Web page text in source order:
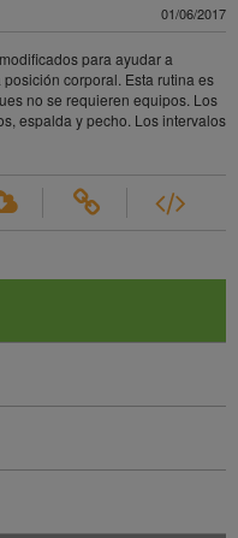
01/06/2017
para ayudar a
corporal. Esta rutina es
no se requieren equipos. Los
espalda y pecho. Los intervalos